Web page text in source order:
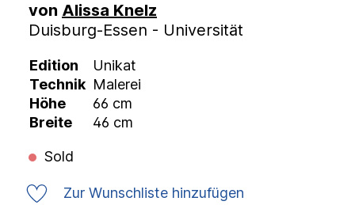
von Alissa Knelz
Duisburg-Essen - Universität
Edition
Unikat
Technik Malerei
Höhe
66 cm
Breite
46 cm
Sold
Zur Wunschliste hinzufügen